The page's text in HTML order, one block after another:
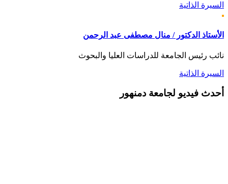
السيرة الذاتية
الأستاذ الدكتور / منال مصطفى عبد الرحمن
نائب رئيس الجامعة للدراسات العليا والبحوث
السيرة الذاتية
أحدث فيديو لجامعة دمنهور